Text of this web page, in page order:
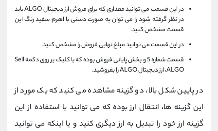
در این قسمت می توانید مقداری که برای فروش ارز دیجیتال ALGO باید
در نظر گرفته شود را می توان به صورت دستی با اهرم سفید رنگ این
قسمت مشخص کنید.
در این قسمت می توانید مبلغ نهایی فروش را مشخص کنید.
قسمت شماره 5 و بخش پایانی فروش بوده که با کلیک بر روی دکمه Sell
ALGO، ارز دیجیتال ALGO را بفروشید.
در پایین شکل بالا، دو گزینه مشاهده می کنید که یک مورد از
این گزینه ها، انتقال ارز بوده که می توانید با استفاده از این
گزینه ارز خود را تبدیل به ارز دیگری کنید و یا اینکه می توانید